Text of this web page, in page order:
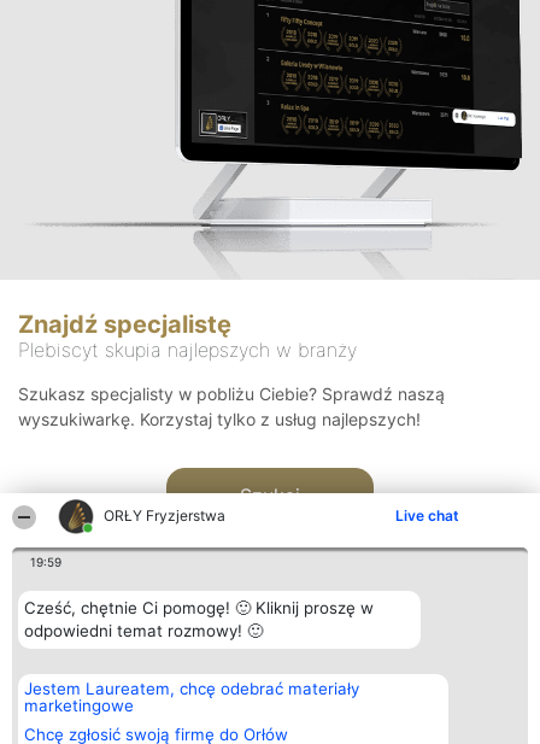
ORŁY Fryzjerstwa Live chat
19:59
Cześć, chętnie Ci pomogę! 🙂 Kliknij proszę w
odpowiedni temat rozmowy! 🙂
Jestem Laureatem, chcę odebrać materiały
marketingowe
Chcę zgłosić swoją firmę do Orłów
Znajdź specjalistę
Plebiscyt skupia najlepszych w branży
Szukasz specjalisty w pobliżu Ciebie? Sprawdź naszą
wyszukiwarkę. Korzystaj tylko z usług najlepszych!
Szukaj
Organizator plebiscytu
Bright Side Solutions sp. z o.
o. sp. k.
ul. Ruska 22
Plebiscyt
Laureaci
wszystkich
Kontakt
Kontakt